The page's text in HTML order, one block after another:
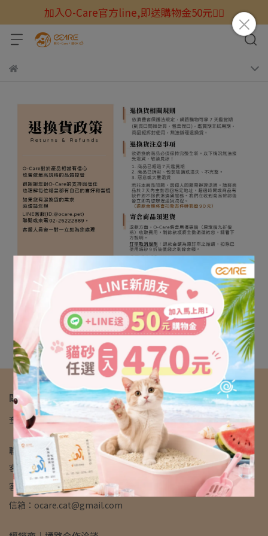
加入O-Care官方line,即送購物金50元☝🏻
關於我們
查詢 我的帳戶 會員制度 退換貨政策 隱私政策及服務條款
聯絡資訊
客服專線：02-2522-2889
客服時間：10:00-17:00
信箱：ocare.cat@gmail.com